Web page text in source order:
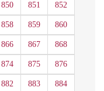
850 851 852
858 859 860
866 867 868
874 875 876
882 883 884